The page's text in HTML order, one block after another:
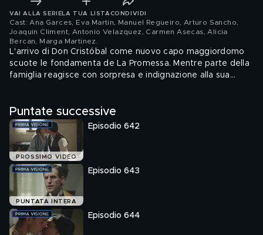
VAI ALLA SERIE LA TUA LISTA CONDIVIDI
Cast: Ana Garces, Eva Martin, Manuel Regueiro, Arturo Sancho,
Joaquin Climent, Antonio Velazquez, Carmen Asecas, Alicia
Bercan, Marga Martinez
L'arrivo di Don Cristóbal come nuovo capo maggiordomo
scuote le fondamenta de La Promessa. Mentre parte della
famiglia reagisce con sorpresa e indignazione alla sua
fatto di essere stato ignorato per la posizione. Tuttavia,
Ricardo riceve una visita inaspettata. Toño è felice che
Manuel abbia assunto Enora, mentre Catalina e Martina
continuano a scontrarsi sul modo di amministrare la tenuta,
soprattutto dopo che il Barone de Valladares è venuto di
persona a lamentarsi per l'aumento dei salari dei contadini.
Il duca de Carril riceve una notizia inquietante: la
scomparsa di Esmeralda, le cui conseguenze preoccupano
enormemente Curro, Vera e Pía. Ángela e Curro
approfittano dei loro momenti insieme e la ragazza
affronta Lorenzo e sua madre cercando di imporre la
Puntate successive
PROSSIMO VIDEO
Episodio 642
PUNTATA INTERA
Episodio 643
Episodio 644